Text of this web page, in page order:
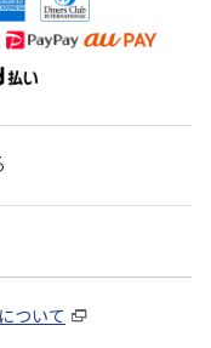
ついて